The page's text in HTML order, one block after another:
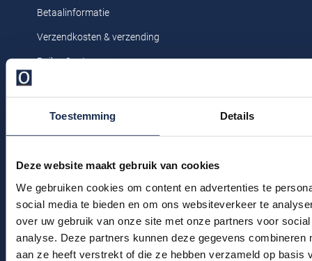
Toestemming Details
Deze website maakt gebruik van cookies
We gebruiken cookies om content en advertenties te
social media te bieden en om ons websiteverkeer te
over uw gebruik van onze site met onze partners voor
analyse. Deze partners kunnen deze gegevens combineren
aan ze heeft verstrekt of die ze hebben verzameld op basis
Profuomo
R2
Tommy Hilfiger
Schiesser
Slater
State of Art
Superdry
Betaalinformatie
Verzendkosten & verzending
Ruilen & retourneren
Veelgestelde vragen
Kledingonderhoud
Klantenservice
Actievoorwaarden
Winkel
Winkel & Openingstijden